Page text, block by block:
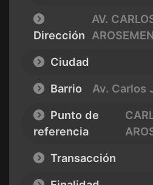
Dirección
AV.
Ciudad
Barrio
Av. Carlos
Punto de
referencia
Transacción